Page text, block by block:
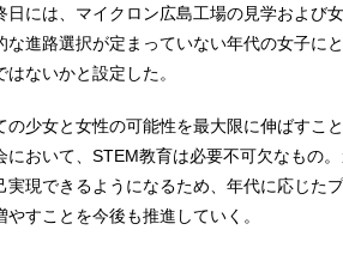
日には、マイクロン広島工場の見学および
な進路選択が定まっていない年代の女子に
ないかと設定した。
の少女と女性の可能性を最大限に伸ばすこ
において、STEM教育は必要不可欠なもの
実現できるようになるため、年代に応じた
すことを今後も推進していく。